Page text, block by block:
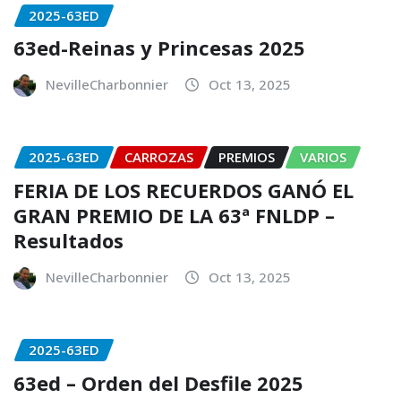
2025-63ED
63ed-Reinas y Princesas 2025
NevilleCharbonnier Oct 13, 2025
2025-63ED CARROZAS PREMIOS VARIOS
FERIA DE LOS RECUERDOS GANÓ EL
GRAN PREMIO DE LA 63ª FNLDP –
Resultados
NevilleCharbonnier Oct 13, 2025
2025-63ED
63ed – Orden del Desfile 2025